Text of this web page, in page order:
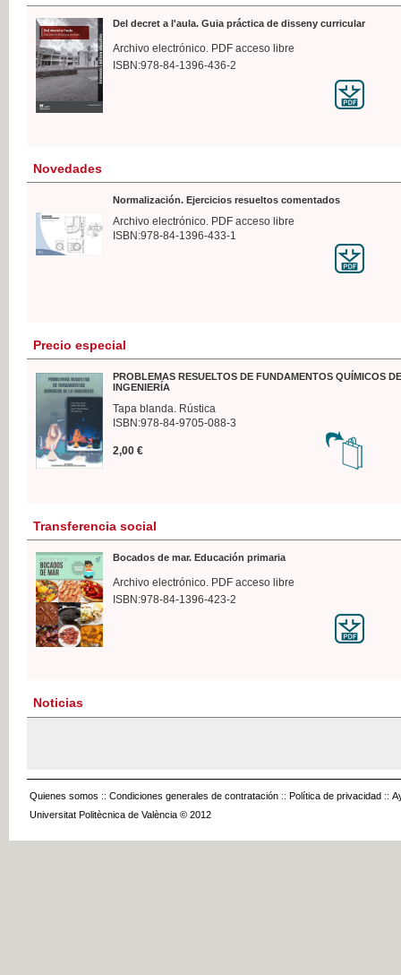
Del decret a l'aula. Guia práctica de disseny curricular
Archivo electrónico. PDF acceso libre
ISBN:978-84-1396-436-2
Novedades
Normalización. Ejercicios resueltos comentados
Archivo electrónico. PDF acceso libre
ISBN:978-84-1396-433-1
Precio especial
PROBLEMAS RESUELTOS DE FUNDAMENTOS QUÍMICOS
INGENIERÍA
Tapa blanda. Rústica
ISBN:978-84-9705-088-3
2,00 €
Transferencia social
Bocados de mar. Educación primaria
Archivo electrónico. PDF acceso libre
ISBN:978-84-1396-423-2
Noticias
Quienes somos :: Condiciones generales de contratación :: Política de privacidad ::
Universitat Politècnica de València © 2012